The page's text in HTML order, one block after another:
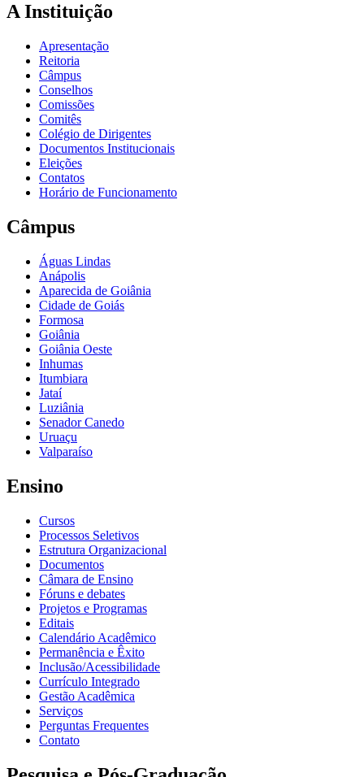
A Instituição
Apresentação
Reitoria
Câmpus
Conselhos
Comissões
Comitês
Colégio de Dirigentes
Documentos Institucionais
Eleições
Contatos
Horário de Funcionamento
Câmpus
Águas Lindas
Anápolis
Aparecida de Goiânia
Cidade de Goiás
Formosa
Goiânia
Goiânia Oeste
Inhumas
Itumbiara
Jataí
Luziânia
Senador Canedo
Uruaçu
Valparaíso
Ensino
Cursos
Processos Seletivos
Estrutura Organizacional
Documentos
Câmara de Ensino
Fóruns e debates
Projetos e Programas
Editais
Calendário Acadêmico
Permanência e Êxito
Inclusão/Acessibilidade
Currículo Integrado
Gestão Acadêmica
Serviços
Perguntas Frequentes
Contato